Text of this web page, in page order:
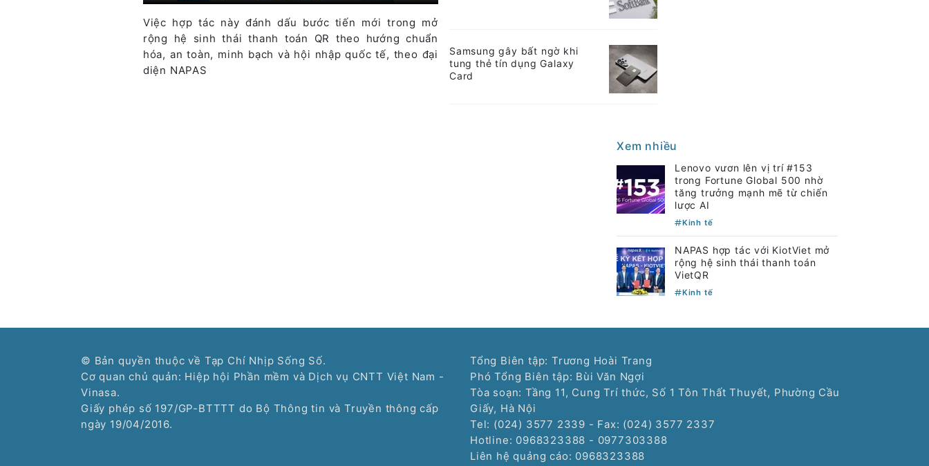
Việc hợp tác này đánh dấu bước tiến mới trong mở
rộng hệ sinh thái thanh toán QR theo hướng chuẩn
hóa, an toàn, minh bạch và hội nhập quốc tế, theo đại
diện NAPAS
Samsung gây bất ngờ khi
tung thẻ tín dụng Galaxy
Card
Xem nhiều
Lenovo vươn lên vị trí #153
trong Fortune Global 500 nhờ
tăng trưởng mạnh mẽ từ chiến
lược AI
Kinh tế
NAPAS hợp tác với KiotViet mở
rộng hệ sinh thái thanh toán
VietQR
Kinh tế
© Bản quyền thuộc về Tạp Chí Nhịp Sống Số.
Cơ quan chủ quản: Hiệp hội Phần mềm và Dịch vụ CNTT Việt Nam -
Vinasa.
Giấy phép số 197/GP-BTTTT do Bộ Thông tin và Truyền thông cấp
ngày 19/04/2016.
Tổng Biên tập: Trương Hoài Trang
Phó Tổng Biên tập: Bùi Văn Ngợi
Tòa soạn: Tầng 11, Cung Trí thức, Số 1 Tôn Thất Thuyết, Phường Cầu
Giấy, Hà Nội
Tel: (024) 3577 2339 - Fax: (024) 3577 2337
Hotline: 0968323388 - 0977303388
Liên hệ quảng cáo: 0968323388